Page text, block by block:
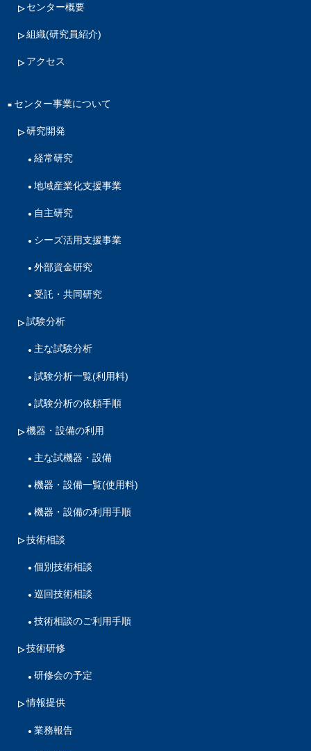
センター概要
組織(研究員紹介)
アクセス
センター事業について
研究開発
経常研究
地域産業化支援事業
自主研究
シーズ活用支援事業
外部資金研究
受託・共同研究
試験分析
主な試験分析
試験分析一覧(利用料)
試験分析の依頼手順
機器・設備の利用
主な試機器・設備
機器・設備一覧(使用料)
機器・設備の利用手順
技術相談
個別技術相談
巡回技術相談
技術相談のご利用手順
技術研修
研修会の予定
情報提供
業務報告